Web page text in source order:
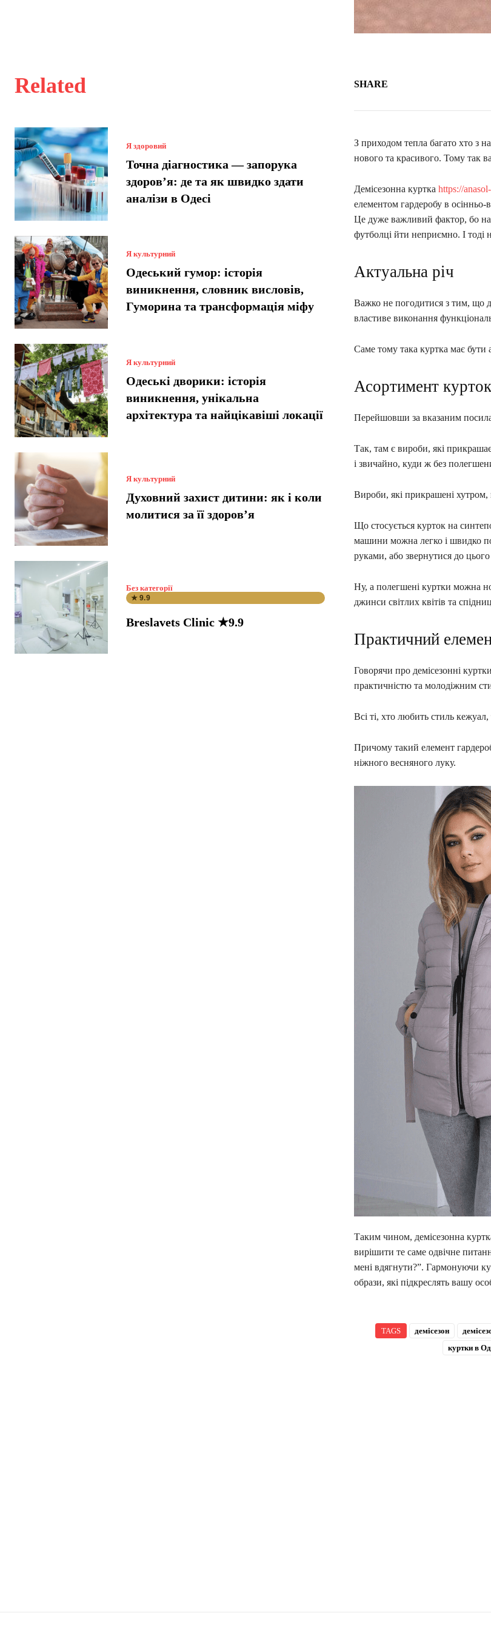
Related
Я здоровий
Точна діагностика — запорука
здоров’я: де та як швидко здати
аналізи в Одесі
Я культурний
Одеський гумор: історія
виникнення, словник висловів,
Гуморина та трансформація міфу
Я культурний
Одеські дворики: історія
виникнення, унікальна
архітектура та найцікавіші локації
Я культурний
Духовний захист дитини: як і коли
молитися за її здоров’я
Без категорії
★ 9.9
Breslavets Clinic ★9.9
SHARE
З приходом тепла багато хто з
нового та красивого. Тому так
Демісезонна куртка https://
елементом гардеробу в
Це дуже важливий фактор, бо
футболці йти неприємно. І тоді
Актуальна річ
Важко не погодитися з тим, що
властиве виконання
Саме тому така куртка має
Асортимент курток
Перейшовши за вказаним
Так, там є вироби, які
і звичайно, куди ж без
Вироби, які прикрашені хутром,
Що стосується курток на
машини можна легко і швидко
руками, або звернутися до цього
Ну, а полегшені куртки можна
джинси світлих квітів та
Практичний
Говорячи про демісезонні
практичністю та молодіжним
Всі ті, хто любить стиль
Причому такий елемент
ніжного весняного луку.
Таким чином, демісезонна
вирішити те саме одвічне
мені вдягнути?”. Гармонуючи
образи, які підкреслять вашу
TAGS демісезон
куртки в